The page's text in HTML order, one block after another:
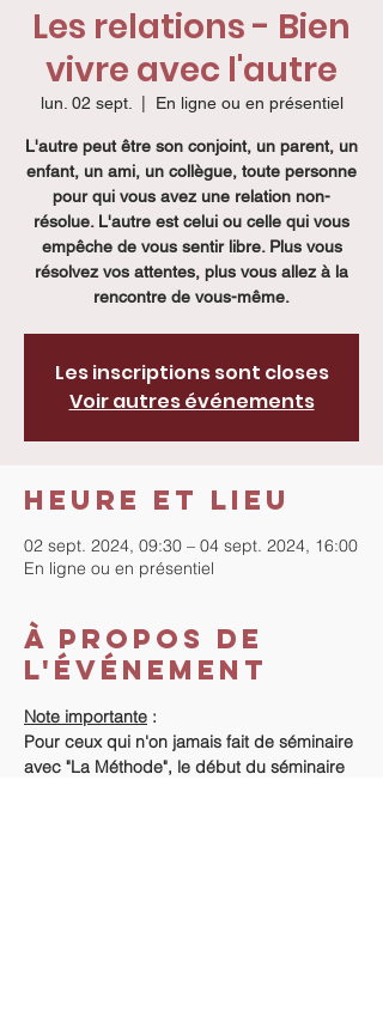
Les relations - Bien
vivre avec l'autre
lun. 02 sept. En ligne ou en présentiel
L'autre peut être son conjoint, un parent, un
enfant, un ami, un collègue, toute personne
pour qui vous avez une relation non-
résolue. L'autre est celui ou celle qui vous
empêche de vous sentir libre. Plus vous
résolvez vos attentes, plus vous allez à la
rencontre de vous-même.
Les inscriptions sont closes
Voir autres événements
Heure et lieu
02 sept. 2024, 09:30 – 04 sept. 2024, 16:00
En ligne ou en présentiel
À propos de
l'événement
Note importante :
Pour ceux qui n'on jamais fait de séminaire
avec "La Méthode", le début du séminaire